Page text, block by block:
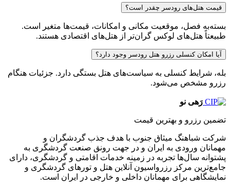
قیمت هتل‌های رودسر چقدر است؟
بسته‌به فصل، موقعیت مکانی و امکانات، قیمت‌ها متغیر است.
طبیعتاً هتل‌های لوکس گران‌تر از هتل‌های اقتصادی هستند.
آیا امکان کنسلی رزرو هتل رودسر وجود دارد؟
بله، شرایط کنسلی به سیاست‌های هتل بستگی دارد. جزئیات هنگام
رزرو مشخص می‌شود.
رَهی نو
تضمین رزرو و بهترین قیمت
شرکت شباهنگ میثاق جنوب با هدف جذب گردشگران و
مهمانان ورودی به ایران و در جهت رونق صنعت گردشگری به
پشتوانه سال‌ها تجربه در زمینه خدمات اقامتی و گردشگری، دارای
جامع‌ترین مرکز رزرواسیون آنلاین هتل و تورهای گردشگری و
نمایشگاهی برای مهمانان داخلی و خارجی در ایران است.